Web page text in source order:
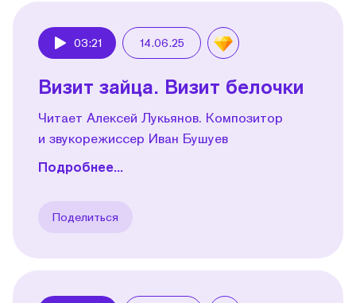
03:21 14.06.25
Визит зайца. Визит белочки
Читает Алексей Лукьянов. Композитор
и звукорежиссер Иван Бушуев
Подробнее...
Поделиться